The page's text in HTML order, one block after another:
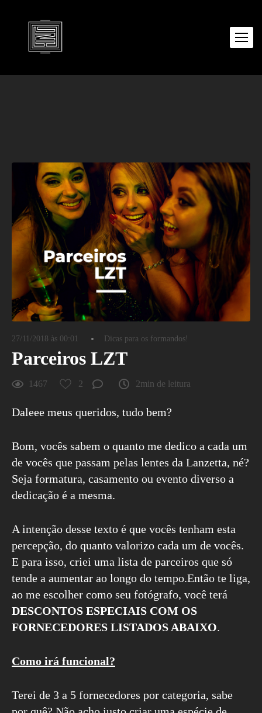
27/11/2018 às 00:01 Dicas para os formandos!
Parceiros LZT
1467 2 2min de leitura
Daleee meus queridos, tudo bem?
Bom, vocês sabem o quanto me dedico a cada um
de vocês que passam pelas lentes da Lanzetta, né?
Seja formatura, casamento ou evento diverso a
dedicação é a mesma.
A intenção desse texto é que vocês tenham esta
percepção, do quanto valorizo cada um de vocês.
E para isso, criei uma lista de parceiros que só
tende a aumentar ao longo do tempo.Então te liga,
ao me escolher como seu fotógrafo, você terá
DESCONTOS ESPECIAIS COM OS
FORNECEDORES LISTADOS ABAIXO.
Como irá funcional?
Terei de 3 a 5 fornecedores por categoria, sabe